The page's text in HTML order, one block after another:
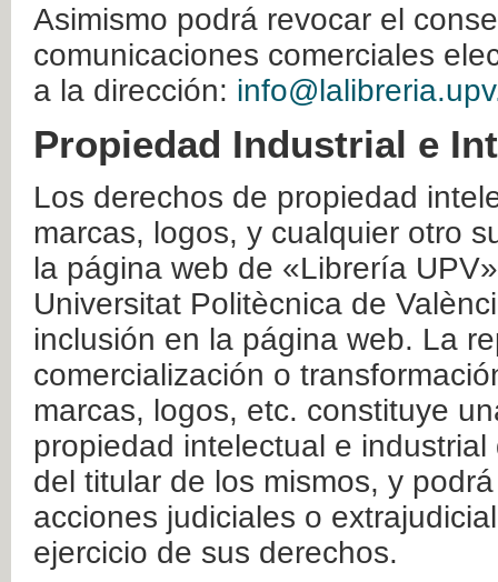
Asimismo podrá revocar el
comunicaciones comerciales
a la dirección:
Propiedad Industrial e
Los derechos de propiedad
marcas, logos, y cualquier otro
la página web de «Librería
Universitat Politècnica de
inclusión en la página web. La
comercialización o
marcas, logos, etc. constituye
propiedad intelectual e
del titular de los mismos, y
acciones judiciales o
ejercicio de sus derechos.